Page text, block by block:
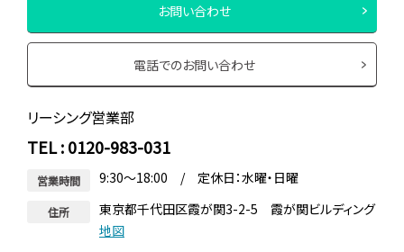
お問い合わせ
電話でのお問い合わせ
リーシング営業部
TEL : 0120-983-031
営業時間 9:30～18:00 / 定休日：水曜・日曜
住所
東京都千代田区霞が関3-2-5 霞が関ビルディング
地図